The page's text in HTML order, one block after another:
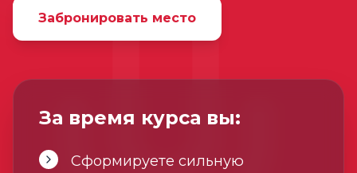
Забронировать место
За время курса вы:
Сформируете сильную